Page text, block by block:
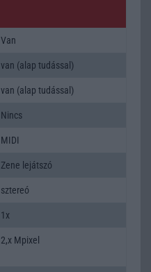
Van
van (alap tudással)
van (alap tudással)
Nincs
MIDI
Zene lejátszó
sztereó
1x
2,x Mpixel